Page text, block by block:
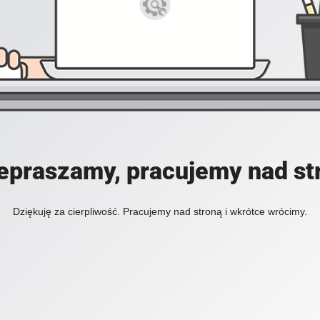
pracujemy nad
Dziękuję za cierpliwość. Pracujemy nad stroną i wkrótce wrócimy.